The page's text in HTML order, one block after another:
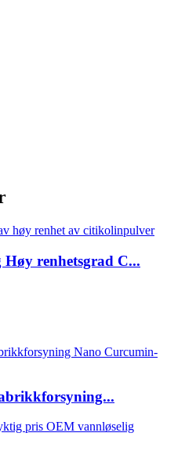
Høy renhetsgrad C...